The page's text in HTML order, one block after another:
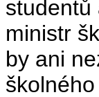
studentů
ministr
by ani